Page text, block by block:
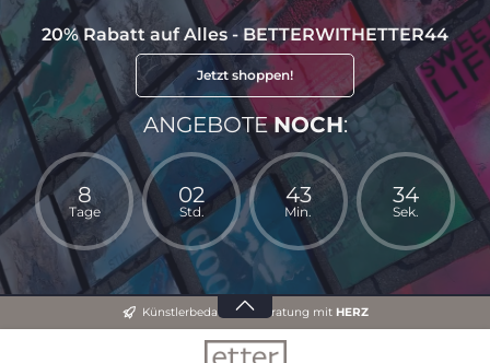
20% Rabatt auf Alles - BETTERWITHETTER44
Jetzt shoppen!
ANGEBOTENOCH:
8
Tage
02
Std.
43
Min.
33
Sek.
Künstlerbedarf und Beratung mitHERZ